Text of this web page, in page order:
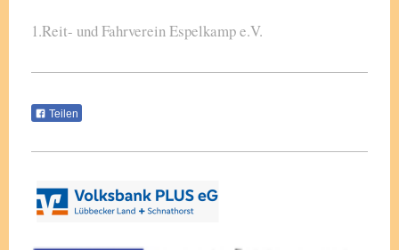
1.Reit- und Fahrverein Espelkamp e.V.
Teilen